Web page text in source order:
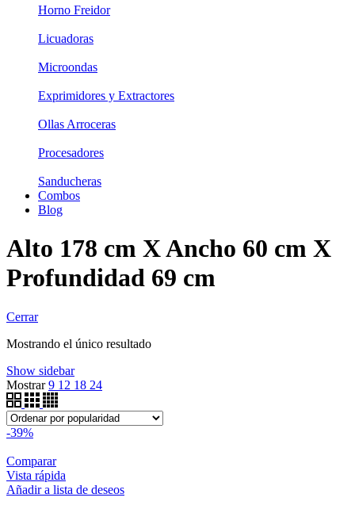
Horno Freidor
Licuadoras
Microondas
Exprimidores y Extractores
Ollas Arroceras
Procesadores
Sanducheras
Combos
Blog
Alto 178 cm X Ancho 60 cm X
Profundidad 69 cm
Cerrar
Mostrando el único resultado
Show sidebar
Mostrar9 12 18 24
-39%
Comparar
Vista rápida
Añadir a lista de deseos